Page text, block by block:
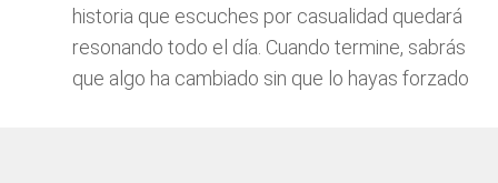
historia que escuches por casualidad quedará
resonando todo el día. Cuando termine, sabrás
que algo ha cambiado sin que lo hayas forzado